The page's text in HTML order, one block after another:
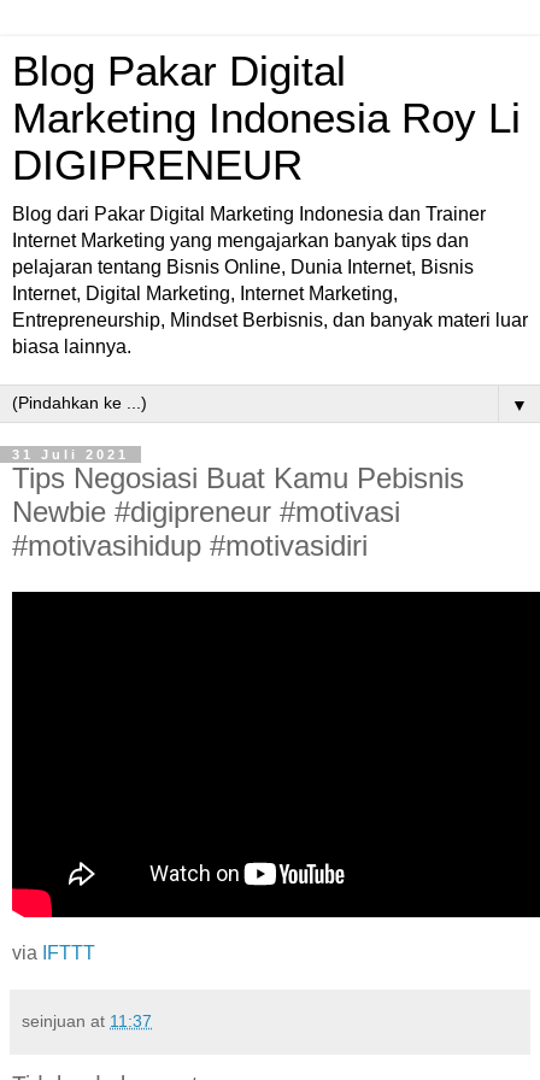
Blog Pakar Digital
Marketing Indonesia Roy Li
DIGIPRENEUR
Blog dari Pakar Digital Marketing Indonesia dan Trainer
Internet Marketing yang mengajarkan banyak tips dan
pelajaran tentang Bisnis Online, Dunia Internet, Bisnis
Internet, Digital Marketing, Internet Marketing,
Entrepreneurship, Mindset Berbisnis, dan banyak materi luar
biasa lainnya.
▼
31 Juli 2021
Tips Negosiasi Buat Kamu Pebisnis
Newbie #digipreneur #motivasi
#motivasihidup #motivasidiri
via IFTTT
seinjuan at 11:37